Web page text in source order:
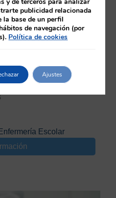
Escolar
publicidad relacionada
la base de un perfil
de navegación (por
Política de cookies
Ajustes